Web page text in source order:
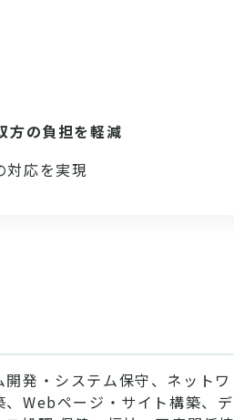
方の負担を軽減
対応を実現
開発・システム保守、ネットワ
、Webページ・サイト構築、デ